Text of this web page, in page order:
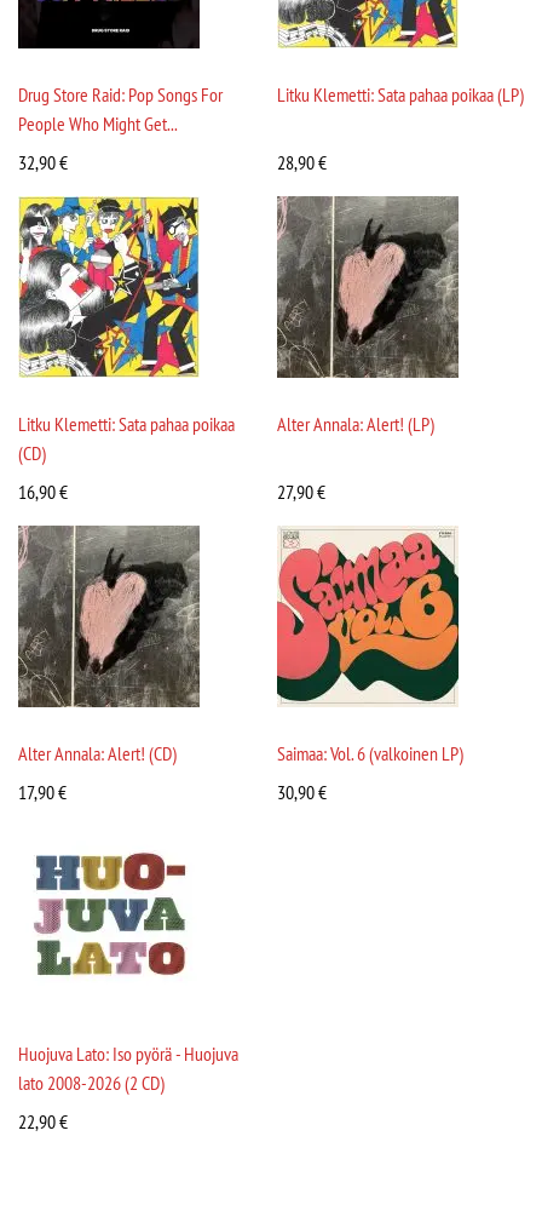
Drug Store Raid: Pop Songs For
People Who Might Get...
32,90€
Litku Klemetti: Sata pahaa poikaa (LP)
28,90€
Litku Klemetti: Sata pahaa poikaa
(CD)
16,90€
Alter Annala: Alert! (LP)
27,90€
Alter Annala: Alert! (CD)
17,90€
Saimaa: Vol. 6 (valkoinen LP)
30,90€
Huojuva Lato: Iso pyörä - Huojuva
lato 2008-2026 (2 CD)
22,90€